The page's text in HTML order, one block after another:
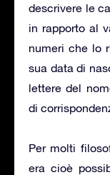
descrivere le
in rapporto al
numeri che lo
sua data di
lettere del
di
Per molti
era cioè